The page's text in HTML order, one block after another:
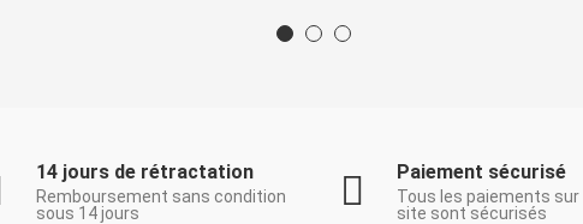
14 jours de rétractation
Remboursement sans condition
sous 14 jours
Paiement sécurisé
Tous les paiements
site sont sécurisés